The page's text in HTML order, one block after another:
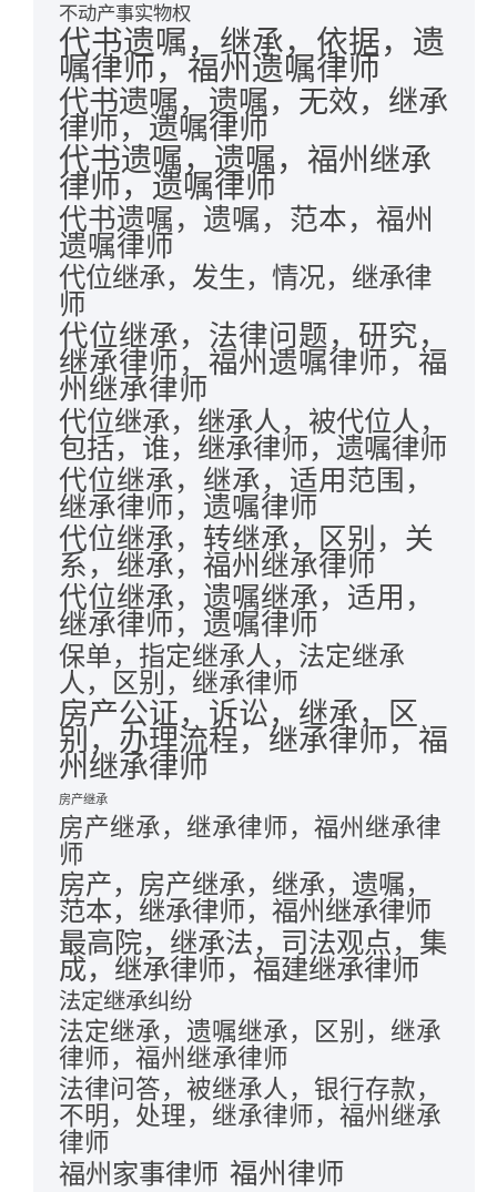
不动产事实物权
代书遗嘱，继承，依据，遗
嘱律师，福州遗嘱律师
代书遗嘱，遗嘱，无效，继承
律师，遗嘱律师
代书遗嘱，遗嘱，福州继承
律师，遗嘱律师
代书遗嘱，遗嘱，范本，福州
遗嘱律师
代位继承，发生，情况，继承律
师
代位继承，法律问题，研究，
继承律师，福州遗嘱律师，福
州继承律师
代位继承，继承人，被代位人，
包括，谁，继承律师，遗嘱律师
代位继承，继承，适用范围，
继承律师，遗嘱律师
代位继承，转继承，区别，关
系，继承，福州继承律师
代位继承，遗嘱继承，适用，
继承律师，遗嘱律师
保单，指定继承人，法定继承
人，区别，继承律师
房产公证，诉讼，继承，区
别，办理流程，继承律师，福
州继承律师
房产继承
房产继承，继承律师，福州继承律
师
房产，房产继承，继承，遗嘱，
范本，继承律师，福州继承律师
最高院，继承法，司法观点，集
成，继承律师，福建继承律师
法定继承纠纷
法定继承，遗嘱继承，区别，继承
律师，福州继承律师
法律问答，被继承人，银行存款，
不明，处理，继承律师，福州继承
律师
福州家事律师 福州律师